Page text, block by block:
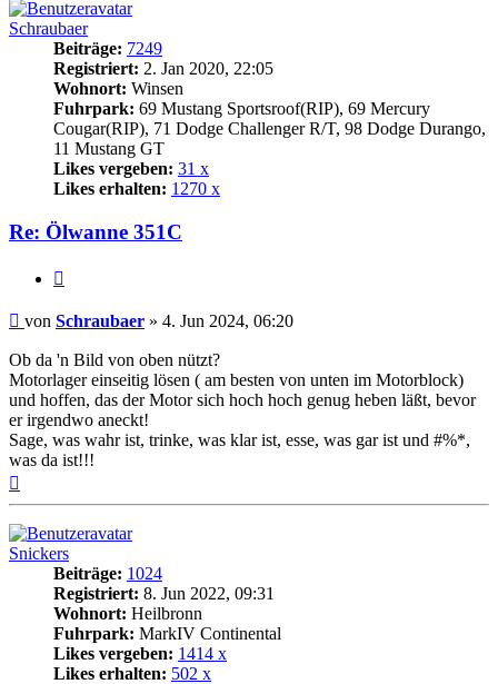
Schraubaer
Beiträge: 7249
Registriert: 2. Jan 2020, 22:05
Wohnort: Winsen
Fuhrpark: 69 Mustang Sportsroof(RIP), 69 Mercury
Cougar(RIP), 71 Dodge Challenger R/T, 98 Dodge Durango,
11 Mustang GT
Likes vergeben: 31 x
Likes erhalten: 1270 x
Re: Ölwanne 351C
Beitrag
von Schraubaer » 4. Jun 2024, 06:20
Ob da 'n Bild von oben nützt?
Motorlager einseitig lösen ( am besten von unten im Motorblock)
und hoffen, das der Motor sich hoch hoch genug heben läßt, bevor
er irgendwo aneckt!
Sage, was wahr ist, trinke, was klar ist, esse, was gar ist und #%*,
was da ist!!!
Snickers
Beiträge: 1024
Registriert: 8. Jun 2022, 09:31
Wohnort: Heilbronn
Fuhrpark: MarkIV Continental
Likes vergeben: 1414 x
Likes erhalten: 502 x